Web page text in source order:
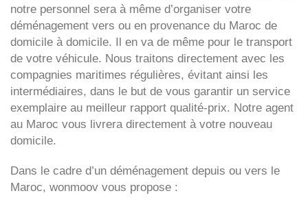
notre personnel sera à même d’organiser votre
déménagement vers ou en provenance du Maroc de
domicile à domicile. Il en va de même pour le transport
de votre véhicule. Nous traitons directement avec les
compagnies maritimes régulières, évitant ainsi les
intermédiaires, dans le but de vous garantir un service
exemplaire au meilleur rapport qualité-prix. Notre agent
au Maroc vous livrera directement à votre nouveau
domicile.
Dans le cadre d’un déménagement depuis ou vers le
Maroc, wonmoov vous propose :